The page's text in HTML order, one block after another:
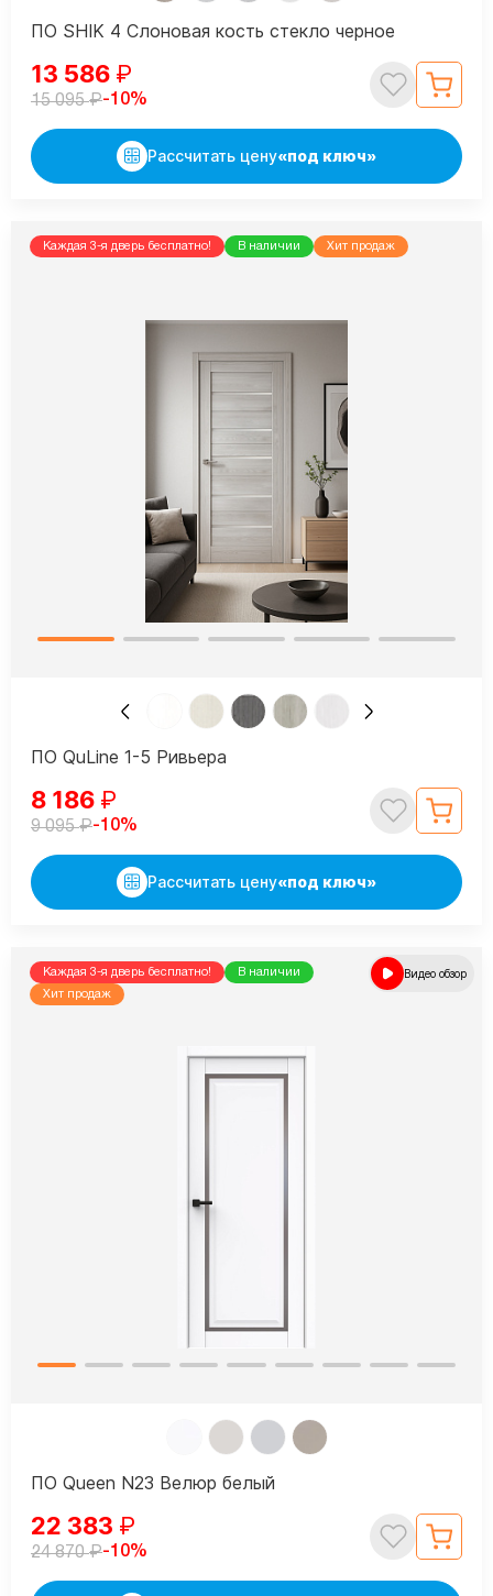
ПО SHIK 4 Слоновая кость стекло черное
13 586 ₽
15 095₽-10%
Рассчитать цену«под ключ»
Каждая 3-я дверь бесплатно! В наличии Хит продаж
ПО QuLine 1-5 Ривьера
8 186 ₽
9 095₽-10%
Рассчитать цену«под ключ»
Каждая 3-я дверь бесплатно!
В наличии
Хит продаж
Видео обзор
ПО Queen N23 Велюр белый
22 383 ₽
24 870₽-10%